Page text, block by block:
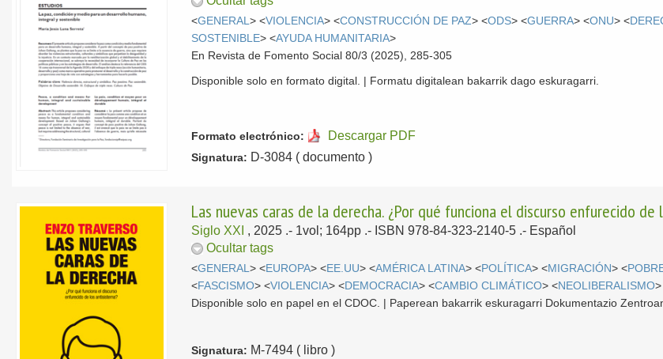
<GENERAL> <VIOLENCIA> <CONSTRUCCIÓN DE PAZ> <ODS> <GUERRA> <ONU> <
SOSTENIBLE> <AYUDA HUMANITARIA>
En Revista de Fomento Social 80/3 (2025), 285-305
Disponible solo en formato digital. | Formatu digitalean bakarrik dago eskuragarri.
Formato electrónico: Descargar PDF
Signatura: D-3084 ( documento )
Las nuevas caras de la derecha. ¿Por qué funciona el discurso enfurecido de
Siglo XXI , 2025 .- 1vol; 164pp .- ISBN 978-84-323-2140-5 .- Español
Ocultar tags
<GENERAL> <EUROPA> <EE.UU> <AMÉRICA LATINA> <POLÍTICA> <MIGRACIÓN> <
<FASCISMO> <VIOLENCIA> <DEMOCRACIA> <CAMBIO CLIMÁTICO> <NEOLIBERALISMO>
Disponible solo en papel en el CDOC. | Paperean bakarrik eskuragarri Dokumentazio
Signatura: M-7494 ( libro )